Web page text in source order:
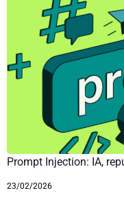
Prompt Injection: IA,
23/02/2026